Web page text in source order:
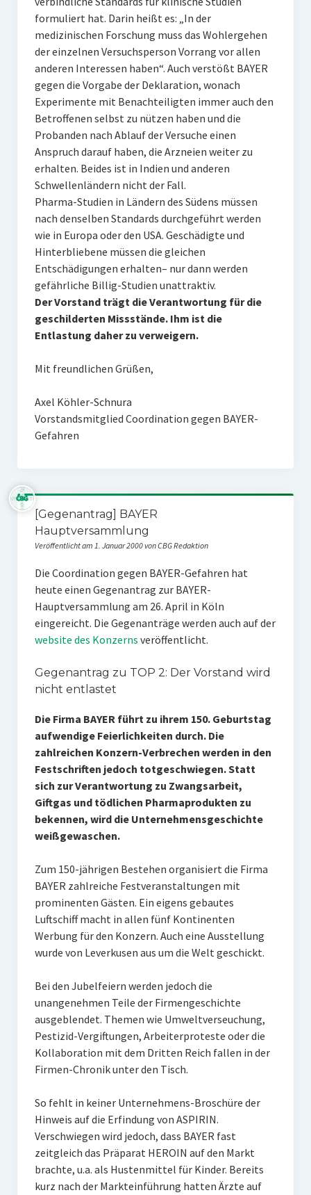
formuliert hat. Darin heißt es: „In der
medizinischen Forschung muss das Wohlergehen
der einzelnen Versuchsperson Vorrang vor allen
anderen Interessen haben“. Auch verstößt BAYER
gegen die Vorgabe der Deklaration, wonach
Experimente mit Benachteiligten immer auch den
Betroffenen selbst zu nützen haben und die
Probanden nach Ablauf der Versuche einen
Anspruch darauf haben, die Arzneien weiter zu
erhalten. Beides ist in Indien und anderen
Schwellenländern nicht der Fall.
Pharma-Studien in Ländern des Südens müssen
nach denselben Standards durchgeführt werden
wie in Europa oder den USA. Geschädigte und
Hinterbliebene müssen die gleichen
Entschädigungen erhalten– nur dann werden
gefährliche Billig-Studien unattraktiv.
Der Vorstand trägt die Verantwortung für die
geschilderten Missstände. Ihm ist die
Entlastung daher zu verweigern.
Mit freundlichen Grüßen,
Axel Köhler-Schnura
Vorstandsmitglied Coordination gegen BAYER-
Gefahren
[Gegenantrag] BAYER
Hauptversammlung
Veröffentlicht am 1. Januar 2000 von CBG Redaktion
Die Coordination gegen BAYER-Gefahren hat
heute einen Gegenantrag zur BAYER-
Hauptversammlung am 26. April in Köln
eingereicht. Die Gegenanträge werden auch auf der
website des Konzerns veröffentlicht.
Gegenantrag zu TOP 2: Der Vorstand wird
nicht entlastet
Die Firma BAYER führt zu ihrem 150. Geburtstag
aufwendige Feierlichkeiten durch. Die
zahlreichen Konzern-Verbrechen werden in den
Festschriften jedoch totgeschwiegen. Statt
sich zur Verantwortung zu Zwangsarbeit,
Giftgas und tödlichen Pharmaprodukten zu
bekennen, wird die Unternehmensgeschichte
weißgewaschen.
Zum 150-jährigen Bestehen organisiert die Firma
BAYER zahlreiche Festveranstaltungen mit
prominenten Gästen. Ein eigens gebautes
Luftschiff macht in allen fünf Kontinenten
Werbung für den Konzern. Auch eine Ausstellung
wurde von Leverkusen aus um die Welt geschickt.
Bei den Jubelfeiern werden jedoch die
unangenehmen Teile der Firmengeschichte
ausgeblendet. Themen wie Umweltverseuchung,
Pestizid-Vergiftungen, Arbeiterproteste oder die
Kollaboration mit dem Dritten Reich fallen in der
Firmen-Chronik unter den Tisch.
So fehlt in keiner Unternehmens-Broschüre der
Hinweis auf die Erfindung von ASPIRIN.
Verschwiegen wird jedoch, dass BAYER fast
zeitgleich das Präparat HEROIN auf den Markt
brachte, u.a. als Hustenmittel für Kinder. Bereits
kurz nach der Markteinführung hatten Ärzte auf